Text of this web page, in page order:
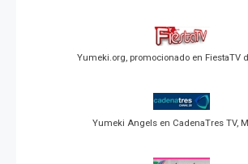
Yumeki.org, promocionado en FiestaTV
Yumeki Angels en CadenaTres TV,